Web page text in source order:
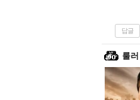
답글
룰러